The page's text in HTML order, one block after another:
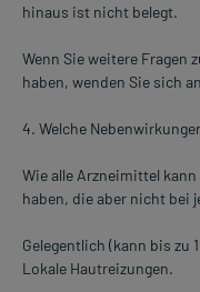
hinaus ist nicht belegt.
Wenn Sie weitere Fragen
haben, wenden Sie sich
4. Welche
Wie alle Arzneimittel
haben, die aber nicht bei
Gelegentlich (kann bis zu
Lokale Hautreizungen.